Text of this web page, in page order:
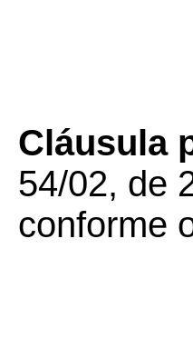
Cláusula
54/02, de
conforme